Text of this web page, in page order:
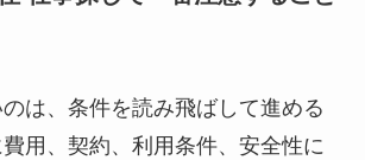
は、条件を読み飛ばして進める
用、契約、利用条件、安全性に